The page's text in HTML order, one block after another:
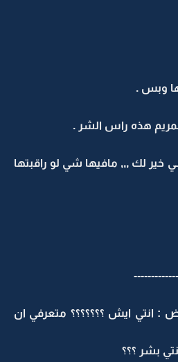
وبس .
هذه راس الشر .
خير لك ,,, مافيها شي لو راقبتها
: انتي ايش ؟؟؟؟؟؟؟ متعرفي ان
بشر ؟؟؟